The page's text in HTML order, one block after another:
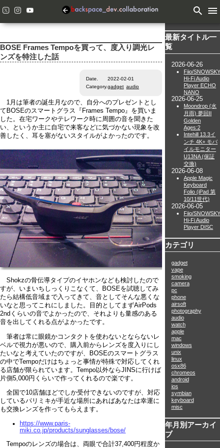
search menu
BOSE Frames Tempoを買って、度入り調光レ
ンズを特注した話
Date.
2022-02-01
Category.gadget audio
1月は筆者の誕生月なので、自分へのプレゼントとし
てBOSEのスマートグラス『Frames Tempo』を買いま
した。在宅ワークやテレワーク時に周囲の音を聞きた
い、というか主に自宅で来客などに気づかない現象を改
善したく、耳を塞がないスタイルがよかったのです。
Shokzの骨伝導タイプのイヤホンなども検討したので
すが、いまいちしっくりこなくて、BOSEを試聴してみ
たら結構低音域まで入ってきて、音としてそんな悪くな
いなと思ってこれにしました。目的としてまずAirPods
2ndくらいの音でよかったので、それよりも量感のある
音を出してくれる点がよかったです。
筆者は常に眼鏡かコンタクトを使わないとならないレ
ベルで視力が悪いので、購入前からレンズを度入りにし
たいなと考えていたのですが、BOSEのスマートグラス
の中でTempoだけはちょっと事情が特殊で対応してくれ
る店舗が限られています。Tempo以外ならJINSに行けば
片側5,000円くらいで作ってくれるので楽です。
全国で10店舗ほどでしか受付できないのですが、対応
しているパリミキが手近な場所にあればあなたは幸運に
も交換レンズを作ってもらえます。
https://www.paris-
miki.co.jp/products/sunglasses/bose/
Tempoのレンズの場合は、両眼で合計37,400円程度か
最新タイトル一
覧
2026-06-26
Fiio/SNOWSKY
Hi-Fi Audio
Player ECHO
NANO
2026-06-25
Moondrop (水
月雨) 夢回II
Golden
Ages:2
Intehill 13.3イ
ンチ 4K+ モバ
イルモニター
U13NA (保証
交換)
2026-06-08
Apple Magic
Keyboard
Folio (iPad 第
10/11世代)
2026-06-05
Fiio/SNOWSKY
Hi-Fi Audio
Player DISC
カテゴリ
gadget
vape
smoking
camera
pc
phone
airsoft
photography
audio
watch
apple
mac
windows
unix
linux
osx86
chromeos
android
ios
symbian
keyboard
misc
年月別アーカイ
ブ